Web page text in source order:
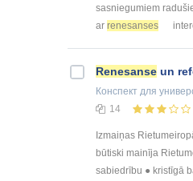
sasniegumiem
ar renesanses
Renesanse un
Конспект для
14
Izmaiņas
būtiski mainīja
sabiedrību ● kristīgā